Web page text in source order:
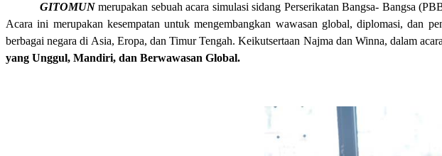
GITOMUNmerupakan sebuah acara simulasi sidang Perserikatan Bangsa- Bangsa
Acara ini merupakan kesempatan untuk mengembangkan wawasan global, diplomasi, dan
berbagai negara di Asia, Eropa, dan Timur Tengah. Keikutsertaan Najma dan Winna, dalam
yang Unggul, Mandiri, dan Berwawasan Global.